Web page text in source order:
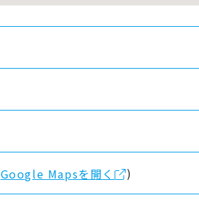
Google Mapsを開く )